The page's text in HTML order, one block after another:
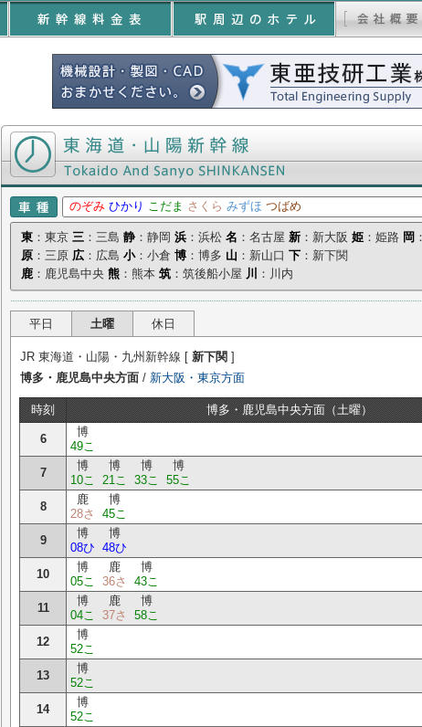
東海道・山陽新幹線 時刻表
のぞみ ひかり こだま さくら みずほ つばめ
東 ：東京 三 ：三島 静 ：静岡 浜 ：浜松 名 ：名古屋 新 ：新大阪 姫 ：姫路 岡
原 ：三原 広 ：広島 小：小倉 博 ：博多 山 ：新山口 下 ：新下関
鹿 ：鹿児島中央 熊 ：熊本 筑 ：筑後船小屋 川 ：川内
平日 土曜 休日
JR 東海道・山陽・九州新幹線 [ 新下関 ]
博多・鹿児島中央方面 / 新大阪・東京方面
時刻 博多・鹿児島中央方面（土曜）
6
博
49こ
7
博
10こ
博
21こ
博
33こ
博
55こ
8
鹿
28さ
博
45こ
9
博
08ひ
博
48ひ
10
博
05こ
鹿
36さ
博
43こ
11
博
04こ
鹿
37さ
博
58こ
12
博
52こ
13
博
52こ
14
博
52こ